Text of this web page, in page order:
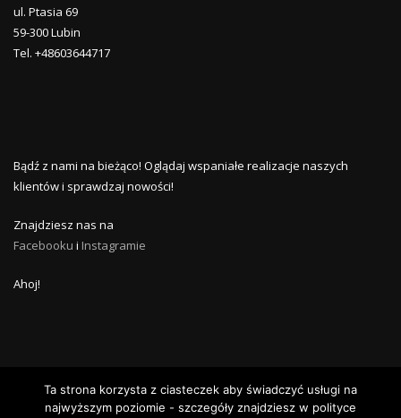
ul. Ptasia 69
59-300 Lubin
Tel. +48603644717
Bądź z nami na bieżąco! Oglądaj wspaniałe realizacje naszych
klientów i sprawdzaj nowości!
Znajdziesz nas na
Facebooku i Instagramie
Ahoj!
Ta strona korzysta z ciasteczek aby świadczyć usługi na
najwyższym poziomie - szczegóły znajdziesz w polityce